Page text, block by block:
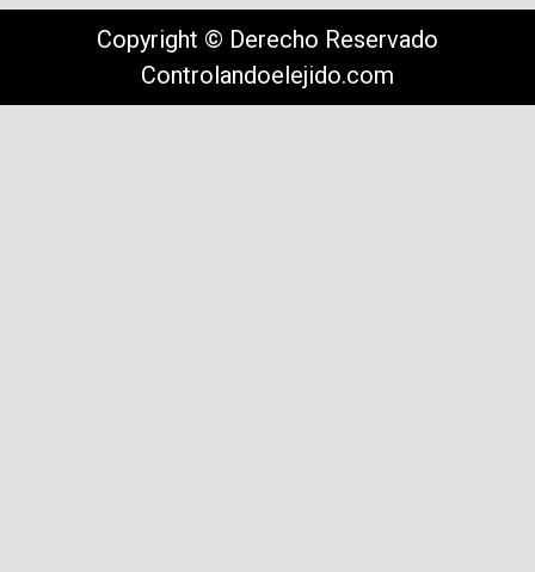
Copyright © Derecho Reservado
Controlandoelejido.com